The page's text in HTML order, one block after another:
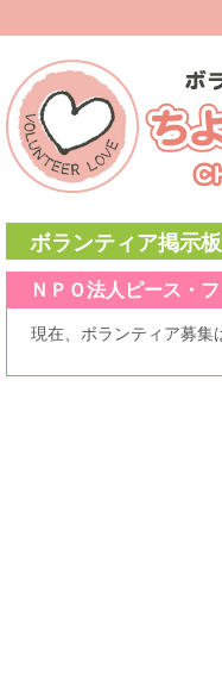
ボランティア掲示板
ＮＰＯ法人ピース・
現在、ボランティア募集